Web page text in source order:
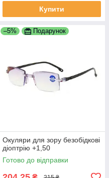
Купити
–5% Подарунок
Окуляри для зору безобідкові
діоптрію +1,50
Готово до відправки